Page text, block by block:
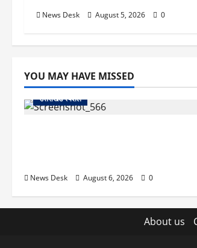
News Desk August 5, 2026 0
YOU MAY HAVE MISSED
उत्तराखंड स्पेशल
News Desk August 6, 2026 0
About us